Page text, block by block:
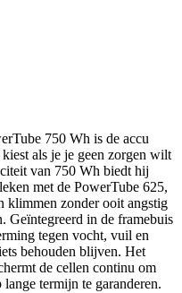
750 Wh is de accu
als je je geen zorgen wilt
van 750 Wh biedt hij
met de PowerTube 625,
klimmen zonder ooit angstig
Geïntegreerd in de framebuis
tegen vocht, vuil en
behouden blijven. Het
de cellen continu om
termijn te garanderen.